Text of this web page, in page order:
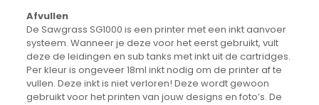
Afvullen
De Sawgrass SG1000 is een printer met een inkt aanvoer
systeem. Wanneer je deze voor het eerst gebruikt, vult
deze de leidingen en sub tanks met inkt uit de cartridges.
Per kleur is ongeveer 18ml inkt nodig om de printer af te
vullen. Deze inkt is niet verloren! Deze wordt gewoon
gebruikt voor het printen van jouw designs en foto’s. De